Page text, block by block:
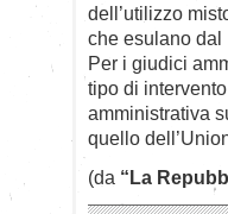
dell’utilizzo
che esulano dal
Per i giudici
tipo di
amministrativa
quello
(da “La